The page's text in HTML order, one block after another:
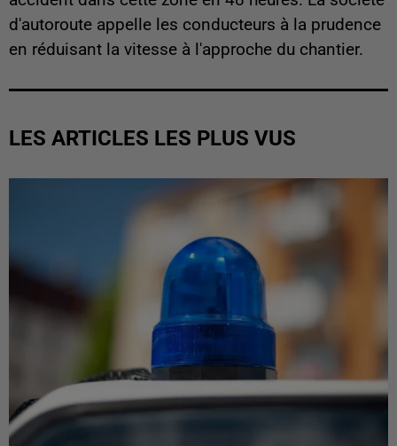
d'autoroute appelle les conducteurs à la prudence
en réduisant la vitesse à l'approche du chantier.
LES ARTICLES LES PLUS VUS